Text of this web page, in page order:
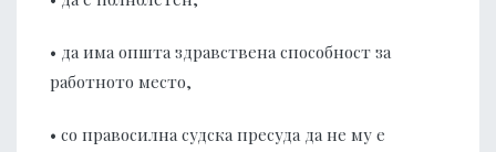
• да има општа здравствена способност за
работното место,
• со правосилна судска пресуда да не му е